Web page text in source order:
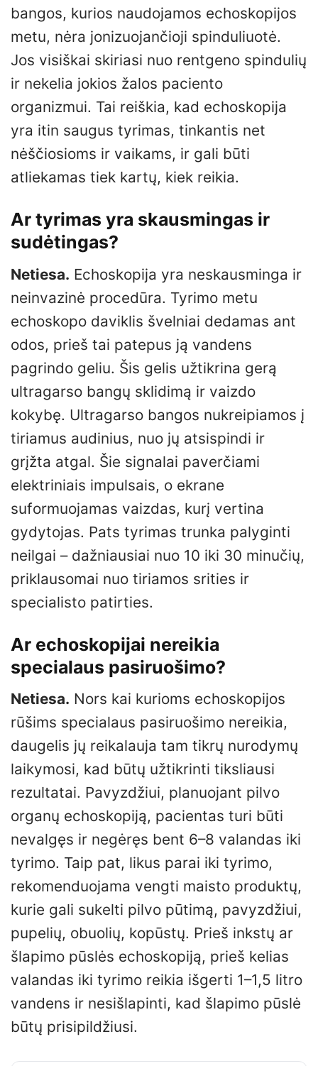
bangos, kurios naudojamos echoskopijos
metu, nėra jonizuojančioji spinduliuotė.
Jos visiškai skiriasi nuo rentgeno spindulių
ir nekelia jokios žalos paciento
organizmui. Tai reiškia, kad echoskopija
yra itin saugus tyrimas, tinkantis net
nėščiosioms ir vaikams, ir gali būti
atliekamas tiek kartų, kiek reikia.
Ar tyrimas yra skausmingas ir
sudėtingas?
Netiesa. Echoskopija yra neskausminga ir
neinvazinė procedūra. Tyrimo metu
echoskopo daviklis švelniai dedamas ant
odos, prieš tai patepus ją vandens
pagrindo geliu. Šis gelis užtikrina gerą
ultragarso bangų sklidimą ir vaizdo
kokybę. Ultragarso bangos nukreipiamos į
tiriamus audinius, nuo jų atsispindi ir
grįžta atgal. Šie signalai paverčiami
elektriniais impulsais, o ekrane
suformuojamas vaizdas, kurį vertina
gydytojas. Pats tyrimas trunka palyginti
neilgai – dažniausiai nuo 10 iki 30 minučių,
priklausomai nuo tiriamos srities ir
specialisto patirties.
Ar echoskopijai nereikia
specialaus pasiruošimo?
Netiesa. Nors kai kurioms echoskopijos
rūšims specialaus pasiruošimo nereikia,
daugelis jų reikalauja tam tikrų nurodymų
laikymosi, kad būtų užtikrinti tiksliausi
rezultatai. Pavyzdžiui, planuojant pilvo
organų echoskopiją, pacientas turi būti
nevalgęs ir negėręs bent 6–8 valandas iki
tyrimo. Taip pat, likus parai iki tyrimo,
rekomenduojama vengti maisto produktų,
kurie gali sukelti pilvo pūtimą, pavyzdžiui,
pupelių, obuolių, kopūstų. Prieš inkstų ar
šlapimo pūslės echoskopiją, prieš kelias
valandas iki tyrimo reikia išgerti 1–1,5 litro
vandens ir nesišlapinti, kad šlapimo pūslė
būtų prisipildžiusi.